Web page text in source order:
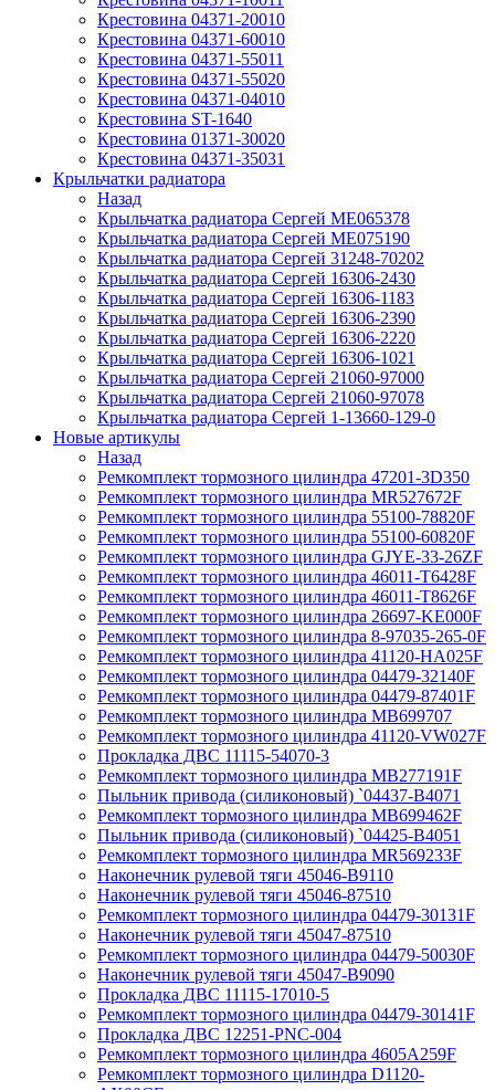
Крестовина 04371-20010
Крестовина 04371-60010
Крестовина 04371-55011
Крестовина 04371-55020
Крестовина 04371-04010
Крестовина ST-1640
Крестовина 01371-30020
Крестовина 04371-35031
Крыльчатки радиатора
Назад
Крыльчатка радиатора Сергей ME065378
Крыльчатка радиатора Сергей ME075190
Крыльчатка радиатора Сергей 31248-70202
Крыльчатка радиатора Сергей 16306-2430
Крыльчатка радиатора Сергей 16306-1183
Крыльчатка радиатора Сергей 16306-2390
Крыльчатка радиатора Сергей 16306-2220
Крыльчатка радиатора Сергей 16306-1021
Крыльчатка радиатора Сергей 21060-97000
Крыльчатка радиатора Сергей 21060-97078
Крыльчатка радиатора Сергей 1-13660-129-0
Новые артикулы
Назад
Ремкомплект тормозного цилиндра 47201-3D350
Ремкомплект тормозного цилиндра MR527672F
Ремкомплект тормозного цилиндра 55100-78820F
Ремкомплект тормозного цилиндра 55100-60820F
Ремкомплект тормозного цилиндра GJYE-33-26ZF
Ремкомплект тормозного цилиндра 46011-T6428F
Ремкомплект тормозного цилиндра 46011-T8626F
Ремкомплект тормозного цилиндра 26697-KE000F
Ремкомплект тормозного цилиндра 8-97035-265-0F
Ремкомплект тормозного цилиндра 41120-HA025F
Ремкомплект тормозного цилиндра 04479-32140F
Ремкомплект тормозного цилиндра 04479-87401F
Ремкомплект тормозного цилиндра MB699707
Ремкомплект тормозного цилиндра 41120-VW027F
Прокладка ДВС 11115-54070-3
Ремкомплект тормозного цилиндра MB277191F
Пыльник привода (силиконовый) `04437-B4071
Ремкомплект тормозного цилиндра MB699462F
Пыльник привода (силиконовый) `04425-B4051
Ремкомплект тормозного цилиндра MR569233F
Наконечник рулевой тяги 45046-B9110
Наконечник рулевой тяги 45046-87510
Ремкомплект тормозного цилиндра 04479-30131F
Наконечник рулевой тяги 45047-87510
Ремкомплект тормозного цилиндра 04479-50030F
Наконечник рулевой тяги 45047-B9090
Прокладка ДВС 11115-17010-5
Ремкомплект тормозного цилиндра 04479-30141F
Прокладка ДВС 12251-PNC-004
Ремкомплект тормозного цилиндра 4605A259F
Ремкомплект тормозного цилиндра D1120-